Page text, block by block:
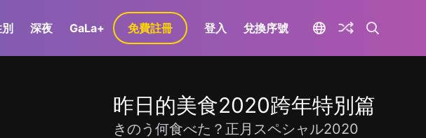
深夜 GaLa+ 免費註冊 登入 兌換序號
昨日的美食2020跨年特別篇
きのう何食べた？正月スペシャル2020